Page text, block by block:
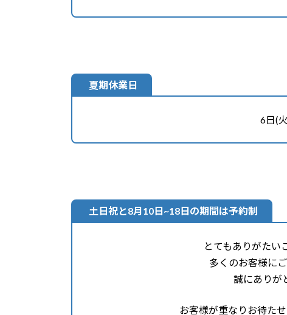
夏期休業日
6日(
土日祝と8月10日~18日の期間は予約制
とてもありがたい
多くのお客様に
誠にありが
お客様が重なりお待た